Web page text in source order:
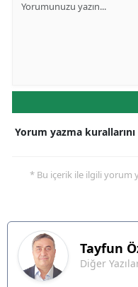
Yorum yazma kurallarını
* Bu içerik ile ilgili yorum
Tayfun
Diğer